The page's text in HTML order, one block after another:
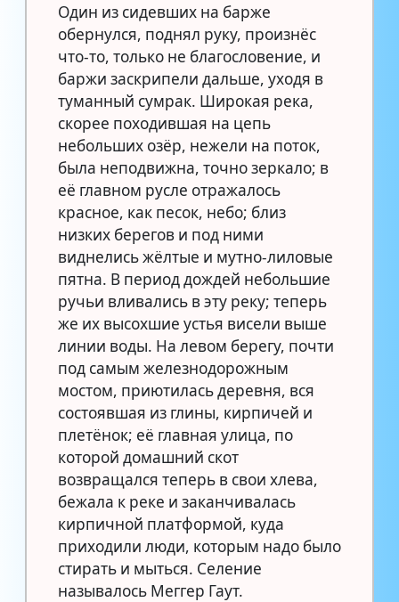
Один из сидевших на барже
обернулся, поднял руку, произнёс
что-то, только не благословение, и
баржи заскрипели дальше, уходя в
туманный сумрак. Широкая река,
скорее походившая на цепь
небольших озёр, нежели на поток,
была неподвижна, точно зеркало; в
её главном русле отражалось
красное, как песок, небо; близ
низких берегов и под ними
виднелись жёлтые и мутно-лиловые
пятна. В период дождей небольшие
ручьи вливались в эту реку; теперь
же их высохшие устья висели выше
линии воды. На левом берегу, почти
под самым железнодорожным
мостом, приютилась деревня, вся
состоявшая из глины, кирпичей и
плетёнок; её главная улица, по
которой домашний скот
возвращался теперь в свои хлева,
бежала к реке и заканчивалась
кирпичной платформой, куда
приходили люди, которым надо было
стирать и мыться. Селение
называлось Меггер Гаут.